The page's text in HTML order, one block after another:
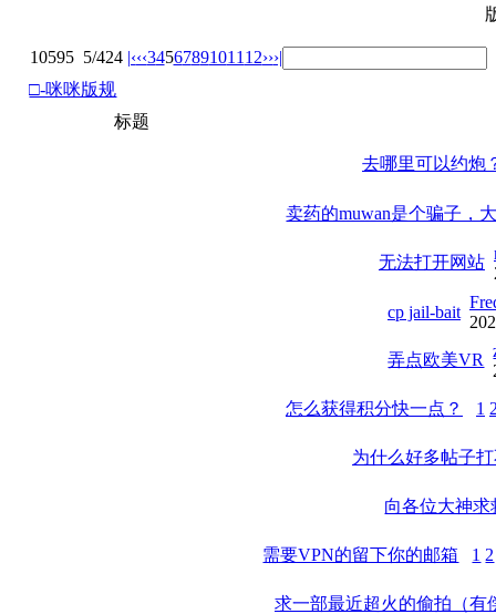
10595 5/424 |‹‹‹34567891011 12›››|
□-咪咪版规
标题
去哪里可以约炮
卖药的muwan是个骗子，
无法打开网站
cp jail-bait
弄点欧美VR
怎么获得积分快一点？
1
为什么好多帖子
向各位大神求
需要VPN的留下你的邮箱 1 2
求一部最近超火的偷拍（有